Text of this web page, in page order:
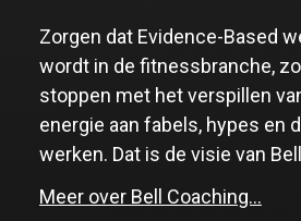
Zorgen dat Evidence-Based
wordt in de fitnessbranche,
stoppen met het verspillen
energie aan fabels, hypes en
werken. Dat is de visie van
Meer over Bell Coaching…